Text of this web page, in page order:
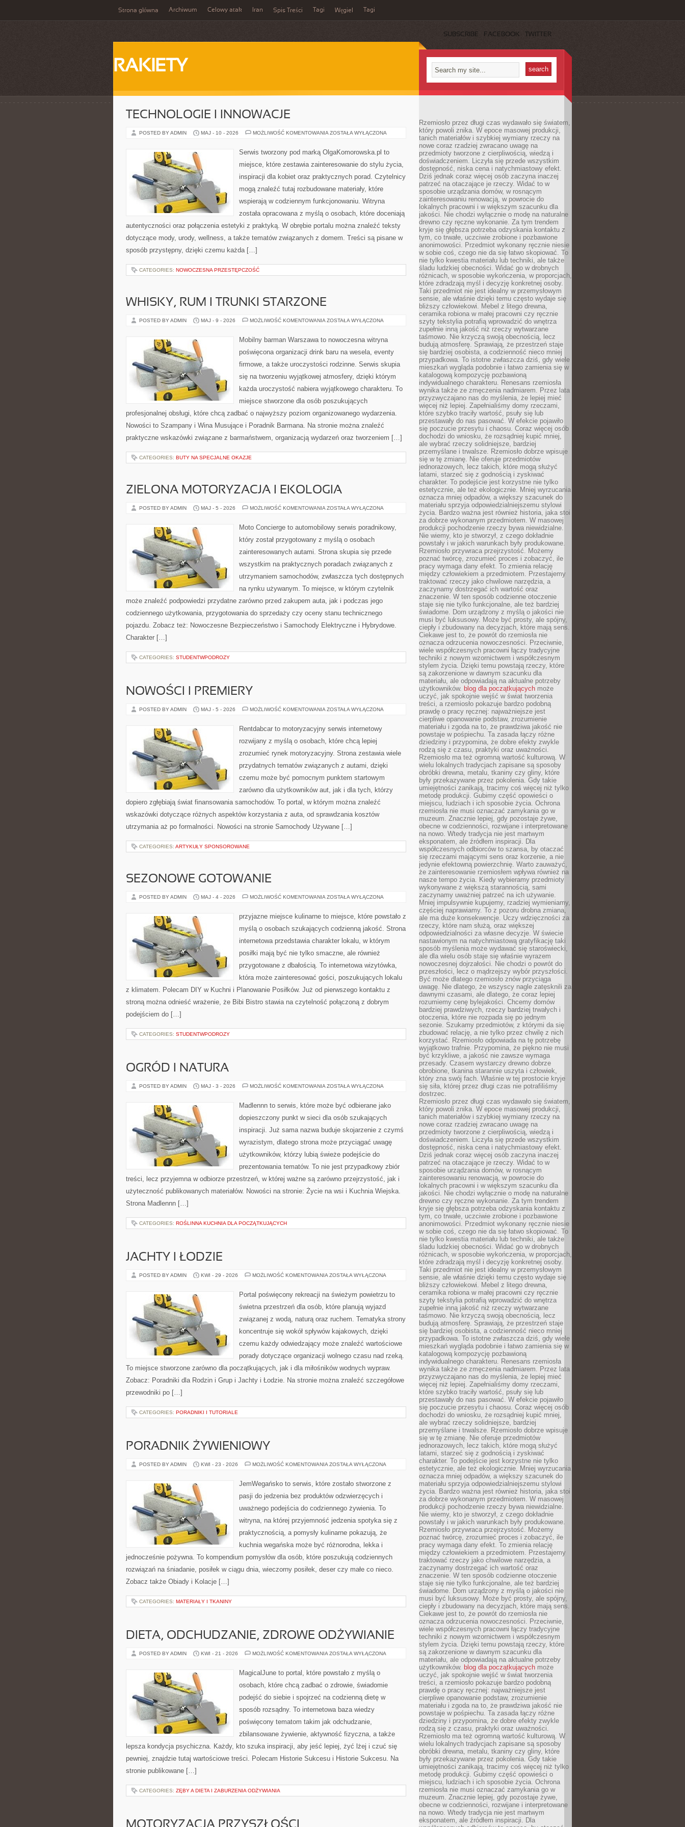
Strona główna Archiwum Celowy atak Iran Spis Treści Tagi Węgiel Tagi
SUBSCRIBE FACEBOOK TWITTER
RAKIETY
TECHNOLOGIE I INNOWACJE
POSTED BY ADMIN MAJ - 10 - 2026 MOŻLIWOŚĆ KOMENTOWANIA TECHNOLOGIE
ZOSTAŁA WYŁĄCZONA
Serwis tworzony pod marką OlgaKomorowska.pl to
miejsce, które zestawia zainteresowanie do stylu życia,
inspiracji dla kobiet oraz praktycznych porad. Czytelnicy
mogą znaleźć tutaj rozbudowane materiały, które
wspierają w codziennym funkcjonowaniu. Witryna
została opracowana z myślą o osobach, które doceniają
autentyczności oraz połączenia estetyki z praktyką. W obrębie portalu można znaleźć teksty
dotyczące mody, urody, wellness, a także tematów związanych z domem. Treści są pisane w
sposób przystępny, dzięki czemu każda […]
CATEGORIES: NOWOCZESNA PRZESTĘPCZOŚĆ
WHISKY, RUM I TRUNKI STARZONE
POSTED BY ADMIN MAJ - 9 - 2026 MOŻLIWOŚĆ KOMENTOWANIA WHISKY,
STARZONE
ZOSTAŁA WYŁĄCZONA
Mobilny barman Warszawa to nowoczesna witryna
poświęcona organizacji drink baru na wesela, eventy
firmowe, a także uroczystości rodzinne. Serwis skupia
się na tworzeniu wyjątkowej atmosfery, dzięki którym
każda uroczystość nabiera wyjątkowego charakteru. To
miejsce stworzone dla osób poszukujących
profesjonalnej obsługi, które chcą zadbać o najwyższy poziom organizowanego wydarzenia.
Nowości to Szampany i Wina Musujące i Poradnik Barmana. Na stronie można znaleźć
praktyczne wskazówki związane z barmaństwem, organizacją wydarzeń oraz tworzeniem […]
CATEGORIES: BUTY NA SPECJALNE OKAZJE
ZIELONA MOTORYZACJA I EKOLOGIA
POSTED BY ADMIN MAJ - 5 - 2026 MOŻLIWOŚĆ KOMENTOWANIA ZIELONA
EKOLOGIA
ZOSTAŁA WYŁĄCZONA
Moto Concierge to automobilowy serwis poradnikowy,
który został przygotowany z myślą o osobach
zainteresowanych autami. Strona skupia się przede
wszystkim na praktycznych poradach związanych z
utrzymaniem samochodów, zwłaszcza tych dostępnych
na rynku używanym. To miejsce, w którym czytelnik
może znaleźć podpowiedzi przydatne zarówno przed zakupem auta, jak i podczas jego
codziennego użytkowania, przygotowania do sprzedaży czy oceny stanu technicznego
pojazdu. Zobacz też: Nowoczesne Bezpieczeństwo i Samochody Elektryczne i Hybrydowe.
Charakter […]
CATEGORIES: STUDENTWPODROZY
NOWOŚCI I PREMIERY
POSTED BY ADMIN MAJ - 5 - 2026 MOŻLIWOŚĆ KOMENTOWANIA NOWOŚCI
ZOSTAŁA WYŁĄCZONA
Rentdabcar to motoryzacyjny serwis internetowy
rozwijany z myślą o osobach, które chcą lepiej
zrozumieć rynek motoryzacyjny. Strona zestawia wiele
przydatnych tematów związanych z autami, dzięki
czemu może być pomocnym punktem startowym
zarówno dla użytkowników aut, jak i dla tych, którzy
dopiero zgłębiają świat finansowania samochodów. To portal, w którym można znaleźć
wskazówki dotyczące różnych aspektów korzystania z auta, od sprawdzania kosztów
utrzymania aż po formalności. Nowości na stronie Samochody Używane […]
CATEGORIES: ARTYKUŁY SPONSOROWANE
SEZONOWE GOTOWANIE
POSTED BY ADMIN MAJ - 4 - 2026 MOŻLIWOŚĆ KOMENTOWANIA SEZONOWE
ZOSTAŁA WYŁĄCZONA
przyjazne miejsce kulinarne to miejsce, które powstało z
myślą o osobach szukających codzienną jakość. Strona
internetowa przedstawia charakter lokalu, w którym
posiłki mają być nie tylko smaczne, ale również
przygotowane z dbałością. To internetowa wizytówka,
która może zainteresować gości, poszukujących lokalu
z klimatem. Polecam DIY w Kuchni i Planowanie Posiłków. Już od pierwszego kontaktu z
stroną można odnieść wrażenie, że Bibi Bistro stawia na czytelność połączoną z dobrym
podejściem do […]
CATEGORIES: STUDENTWPODROZY
OGRÓD I NATURA
POSTED BY ADMIN MAJ - 3 - 2026 MOŻLIWOŚĆ KOMENTOWANIA OGRÓD
ZOSTAŁA WYŁĄCZONA
Madlennn to serwis, które może być odbierane jako
dopieszczony punkt w sieci dla osób szukających
inspiracji. Już sama nazwa buduje skojarzenie z czymś
wyrazistym, dlatego strona może przyciągać uwagę
użytkowników, którzy lubią świeże podejście do
prezentowania tematów. To nie jest przypadkowy zbiór
treści, lecz przyjemna w odbiorze przestrzeń, w której ważne są zarówno przejrzystość, jak i
użyteczność publikowanych materiałów. Nowości na stronie: Życie na wsi i Kuchnia Wiejska.
Strona Madlennn […]
CATEGORIES: ROŚLINNA KUCHNIA DLA POCZĄTKUJĄCYCH
JACHTY I ŁODZIE
POSTED BY ADMIN KWI - 29 - 2026 MOŻLIWOŚĆ KOMENTOWANIA JACHTY
ZOSTAŁA WYŁĄCZONA
Portal poświęcony rekreacji na świeżym powietrzu to
świetna przestrzeń dla osób, które planują wyjazd
związanej z wodą, naturą oraz ruchem. Tematyka strony
koncentruje się wokół spływów kajakowych, dzięki
czemu każdy odwiedzający może znaleźć wartościowe
porady dotyczące organizacji wolnego czasu nad rzeką.
To miejsce stworzone zarówno dla początkujących, jak i dla miłośników wodnych wypraw.
Zobacz: Poradniki dla Rodzin i Grup i Jachty i Łodzie. Na stronie można znaleźć szczegółowe
przewodniki po […]
CATEGORIES: PORADNIKI I TUTORIALE
PORADNIK ŻYWIENIOWY
POSTED BY ADMIN KWI - 23 - 2026 MOŻLIWOŚĆ KOMENTOWANIA PORADNIK
ZOSTAŁA WYŁĄCZONA
JemWegańsko to serwis, które zostało stworzone z
pasji do jedzenia bez produktów odzwierzęcych i
uważnego podejścia do codziennego żywienia. To
witryna, na której przyjemność jedzenia spotyka się z
praktycznością, a pomysły kulinarne pokazują, że
kuchnia wegańska może być różnorodna, lekka i
jednocześnie pożywna. To kompendium pomysłów dla osób, które poszukują codziennych
rozwiązań na śniadanie, posiłek w ciągu dnia, wieczorny posiłek, deser czy małe co nieco.
Zobacz także Obiady i Kolacje […]
CATEGORIES: MATERIAŁY I TKANINY
DIETA, ODCHUDZANIE, ZDROWE ODŻYWIANIE
POSTED BY ADMIN KWI - 21 - 2026 MOŻLIWOŚĆ KOMENTOWANIA DIETA,
ODŻYWIANIE
ZOSTAŁA WYŁĄCZONA
MagicalJune to portal, które powstało z myślą o
osobach, które chcą zadbać o zdrowie, świadomie
podejść do siebie i spojrzeć na codzienną dietę w
sposób rozsądny. To internetowa baza wiedzy
poświęcony tematom takim jak odchudzanie,
zbilansowane żywienie, aktywność fizyczna, a także
lepsza kondycja psychiczna. Każdy, kto szuka inspiracji, aby jeść lepiej, żyć lżej i czuć się
pewniej, znajdzie tutaj wartościowe treści. Polecam Historie Sukcesu i Historie Sukcesu. Na
stronie publikowane […]
CATEGORIES: ZĘBY A DIETA I ZABURZENIA ODŻYWIANIA
Rzemiosło przez długi czas wydawało się światem,
który powoli znika. W epoce masowej produkcji,
tanich materiałów i szybkiej wymiany rzeczy na
nowe coraz rzadziej zwracano uwagę na
przedmioty tworzone z cierpliwością, wiedzą i
doświadczeniem. Liczyła się przede wszystkim
dostępność, niska cena i natychmiastowy efekt.
Dziś jednak coraz więcej osób zaczyna inaczej
patrzeć na otaczające je rzeczy. Widać to w
sposobie urządzania domów, w rosnącym
zainteresowaniu renowacją, w powrocie do
lokalnych pracowni i w większym szacunku dla
jakości. Nie chodzi wyłącznie o modę na naturalne
drewno czy ręczne wykonanie. Za tym trendem
kryje się głębsza potrzeba odzyskania kontaktu z
tym, co trwałe, uczciwie zrobione i pozbawione
anonimowości. Przedmiot wykonany ręcznie niesie
w sobie coś, czego nie da się łatwo skopiować. To
nie tylko kwestia materiału lub techniki, ale także
śladu ludzkiej obecności. Widać go w drobnych
różnicach, w sposobie wykończenia, w proporcjach,
które zdradzają myśl i decyzję konkretnej osoby.
Taki przedmiot nie jest idealny w przemysłowym
sensie, ale właśnie dzięki temu często wydaje się
bliższy człowiekowi. Mebel z litego drewna,
ceramika robiona w małej pracowni czy ręcznie
szyty tekstylia potrafią wprowadzić do wnętrza
zupełnie inną jakość niż rzeczy wytwarzane
taśmowo. Nie krzyczą swoją obecnością, lecz
budują atmosferę. Sprawiają, że przestrzeń staje
się bardziej osobista, a codzienność nieco mniej
przypadkowa. To istotne zwłaszcza dziś, gdy wiele
mieszkań wygląda podobnie i łatwo zamienia się w
katalogową kompozycję pozbawioną
indywidualnego charakteru. Renesans rzemiosła
wynika także ze zmęczenia nadmiarem. Przez lata
przyzwyczajano nas do myślenia, że lepiej mieć
więcej niż lepiej. Zapełnialiśmy domy rzeczami,
które szybko traciły wartość, psuły się lub
przestawały do nas pasować. W efekcie pojawiło
się poczucie przesytu i chaosu. Coraz więcej osób
dochodzi do wniosku, że rozsądniej kupić mniej,
ale wybrać rzeczy solidniejsze, bardziej
przemyślane i trwalsze. Rzemiosło dobrze wpisuje
się w tę zmianę. Nie oferuje przedmiotów
jednorazowych, lecz takich, które mogą służyć
latami, starzeć się z godnością i zyskiwać
charakter. To podejście jest korzystne nie tylko
estetycznie, ale też ekologicznie. Mniej wyrzucania
oznacza mniej odpadów, a większy szacunek do
materiału sprzyja odpowiedzialniejszemu stylowi
życia. Bardzo ważna jest również historia, jaka stoi
za dobrze wykonanym przedmiotem. W masowej
produkcji pochodzenie rzeczy bywa niewidzialne.
Nie wiemy, kto je stworzył, z czego dokładnie
powstały i w jakich warunkach były produkowane.
Rzemiosło przywraca przejrzystość. Możemy
poznać twórcę, zrozumieć proces i zobaczyć, ile
pracy wymaga dany efekt. To zmienia relację
między człowiekiem a przedmiotem. Przestajemy
traktować rzeczy jako chwilowe narzędzia, a
zaczynamy dostrzegać ich wartość oraz
znaczenie. W ten sposób codzienne otoczenie
staje się nie tylko funkcjonalne, ale też bardziej
świadome. Dom urządzony z myślą o jakości nie
musi być luksusowy. Może być prosty, ale spójny,
ciepły i zbudowany na decyzjach, które mają sens.
Ciekawe jest to, że powrót do rzemiosła nie
oznacza odrzucenia nowoczesności. Przeciwnie,
wiele współczesnych pracowni łączy tradycyjne
techniki z nowym wzornictwem i współczesnym
stylem życia. Dzięki temu powstają rzeczy, które
są zakorzenione w dawnym szacunku dla
materiału, ale odpowiadają na aktualne potrzeby
użytkowników. blog dla początkujących może
uczyć, jak spokojnie wejść w świat tworzenia
treści, a rzemiosło pokazuje bardzo podobną
prawdę o pracy ręcznej: najważniejsze jest
cierpliwe opanowanie podstaw, zrozumienie
materiału i zgoda na to, że prawdziwa jakość nie
powstaje w pośpiechu. Ta zasada łączy różne
dziedziny i przypomina, że dobre efekty zwykle
rodzą się z czasu, praktyki oraz uważności.
Rzemiosło ma też ogromną wartość kulturową. W
wielu lokalnych tradycjach zapisane są sposoby
obróbki drewna, metalu, tkaniny czy gliny, które
były przekazywane przez pokolenia. Gdy takie
umiejętności zanikają, tracimy coś więcej niż tylko
metodę produkcji. Gubimy część opowieści o
miejscu, ludziach i ich sposobie życia. Ochrona
rzemiosła nie musi oznaczać zamykania go w
muzeum. Znacznie lepiej, gdy pozostaje żywe,
obecne w codzienności, rozwijane i interpretowane
na nowo. Wtedy tradycja nie jest martwym
eksponatem, ale źródłem inspiracji. Dla
współczesnych odbiorców to szansa, by otaczać
się rzeczami mającymi sens oraz korzenie, a nie
jedynie efektowną powierzchnię. Warto zauważyć,
że zainteresowanie rzemiosłem wpływa również na
nasze tempo życia. Kiedy wybieramy przedmioty
wykonywane z większą starannością, sami
zaczynamy uważniej patrzeć na ich używanie.
Mniej impulsywnie kupujemy, rzadziej wymieniamy,
częściej naprawiamy. To z pozoru drobna zmiana,
ale ma duże konsekwencje. Uczy wdzięczności za
rzeczy, które nam służą, oraz większej
odpowiedzialności za własne decyzje. W świecie
nastawionym na natychmiastową gratyfikację taki
sposób myślenia może wydawać się staroświecki,
ale dla wielu osób staje się właśnie wyrazem
nowoczesnej dojrzałości. Nie chodzi o powrót do
przeszłości, lecz o mądrzejszy wybór przyszłości.
Być może dlatego rzemiosło znów przyciąga
uwagę. Nie dlatego, że wszyscy nagle zatęsknili za
dawnymi czasami, ale dlatego, że coraz lepiej
rozumiemy cenę bylejakości. Chcemy domów
bardziej prawdziwych, rzeczy bardziej trwałych i
otoczenia, które nie rozpada się po jednym
sezonie. Szukamy przedmiotów, z którymi da się
zbudować relację, a nie tylko przez chwilę z nich
korzystać. Rzemiosło odpowiada na tę potrzebę
wyjątkowo trafnie. Przypomina, że piękno nie musi
być krzykliwe, a jakość nie zawsze wymaga
przesady. Czasem wystarczy drewno dobrze
obrobione, tkanina starannie uszyta i człowiek,
który zna swój fach. Właśnie w tej prostocie kryje
się siła, której przez długi czas nie potrafiliśmy
dostrzec.
Rzemiosło przez długi czas wydawało się światem,
który powoli znika. W epoce masowej produkcji,
tanich materiałów i szybkiej wymiany rzeczy na
nowe coraz rzadziej zwracano uwagę na
przedmioty tworzone z cierpliwością, wiedzą i
doświadczeniem. Liczyła się przede wszystkim
dostępność, niska cena i natychmiastowy efekt.
Dziś jednak coraz więcej osób zaczyna inaczej
patrzeć na otaczające je rzeczy. Widać to w
sposobie urządzania domów, w rosnącym
zainteresowaniu renowacją, w powrocie do
lokalnych pracowni i w większym szacunku dla
jakości. Nie chodzi wyłącznie o modę na naturalne
drewno czy ręczne wykonanie. Za tym trendem
kryje się głębsza potrzeba odzyskania kontaktu z
tym, co trwałe, uczciwie zrobione i pozbawione
anonimowości. Przedmiot wykonany ręcznie niesie
w sobie coś, czego nie da się łatwo skopiować. To
nie tylko kwestia materiału lub techniki, ale także
śladu ludzkiej obecności. Widać go w drobnych
różnicach, w sposobie wykończenia, w proporcjach,
które zdradzają myśl i decyzję konkretnej osoby.
Taki przedmiot nie jest idealny w przemysłowym
sensie, ale właśnie dzięki temu często wydaje się
bliższy człowiekowi. Mebel z litego drewna,
ceramika robiona w małej pracowni czy ręcznie
szyty tekstylia potrafią wprowadzić do wnętrza
zupełnie inną jakość niż rzeczy wytwarzane
taśmowo. Nie krzyczą swoją obecnością, lecz
budują atmosferę. Sprawiają, że przestrzeń staje
się bardziej osobista, a codzienność nieco mniej
przypadkowa. To istotne zwłaszcza dziś, gdy wiele
mieszkań wygląda podobnie i łatwo zamienia się w
katalogową kompozycję pozbawioną
indywidualnego charakteru. Renesans rzemiosła
wynika także ze zmęczenia nadmiarem. Przez lata
przyzwyczajano nas do myślenia, że lepiej mieć
więcej niż lepiej. Zapełnialiśmy domy rzeczami,
które szybko traciły wartość, psuły się lub
przestawały do nas pasować. W efekcie pojawiło
się poczucie przesytu i chaosu. Coraz więcej osób
dochodzi do wniosku, że rozsądniej kupić mniej,
ale wybrać rzeczy solidniejsze, bardziej
przemyślane i trwalsze. Rzemiosło dobrze wpisuje
się w tę zmianę. Nie oferuje przedmiotów
jednorazowych, lecz takich, które mogą służyć
latami, starzeć się z godnością i zyskiwać
charakter. To podejście jest korzystne nie tylko
estetycznie, ale też ekologicznie. Mniej wyrzucania
oznacza mniej odpadów, a większy szacunek do
materiału sprzyja odpowiedzialniejszemu stylowi
życia. Bardzo ważna jest również historia, jaka stoi
za dobrze wykonanym przedmiotem. W masowej
produkcji pochodzenie rzeczy bywa niewidzialne.
Nie wiemy, kto je stworzył, z czego dokładnie
powstały i w jakich warunkach były produkowane.
Rzemiosło przywraca przejrzystość. Możemy
poznać twórcę, zrozumieć proces i zobaczyć, ile
pracy wymaga dany efekt. To zmienia relację
między człowiekiem a przedmiotem. Przestajemy
traktować rzeczy jako chwilowe narzędzia, a
zaczynamy dostrzegać ich wartość oraz
znaczenie. W ten sposób codzienne otoczenie
staje się nie tylko funkcjonalne, ale też bardziej
świadome. Dom urządzony z myślą o jakości nie
musi być luksusowy. Może być prosty, ale spójny,
ciepły i zbudowany na decyzjach, które mają sens.
Ciekawe jest to, że powrót do rzemiosła nie
oznacza odrzucenia nowoczesności. Przeciwnie,
wiele współczesnych pracowni łączy tradycyjne
techniki z nowym wzornictwem i współczesnym
stylem życia. Dzięki temu powstają rzeczy, które
są zakorzenione w dawnym szacunku dla
materiału, ale odpowiadają na aktualne potrzeby
użytkowników. blog dla początkujących może
uczyć, jak spokojnie wejść w świat tworzenia
treści, a rzemiosło pokazuje bardzo podobną
prawdę o pracy ręcznej: najważniejsze jest
cierpliwe opanowanie podstaw, zrozumienie
materiału i zgoda na to, że prawdziwa jakość nie
powstaje w pośpiechu. Ta zasada łączy różne
dziedziny i przypomina, że dobre efekty zwykle
rodzą się z czasu, praktyki oraz uważności.
Rzemiosło ma też ogromną wartość kulturową. W
wielu lokalnych tradycjach zapisane są sposoby
obróbki drewna, metalu, tkaniny czy gliny, które
były przekazywane przez pokolenia. Gdy takie
umiejętności zanikają, tracimy coś więcej niż tylko
metodę produkcji. Gubimy część opowieści o
miejscu, ludziach i ich sposobie życia. Ochrona
rzemiosła nie musi oznaczać zamykania go w
muzeum. Znacznie lepiej, gdy pozostaje żywe,
obecne w codzienności, rozwijane i interpretowane
na nowo. Wtedy tradycja nie jest martwym
eksponatem, ale źródłem inspiracji. Dla